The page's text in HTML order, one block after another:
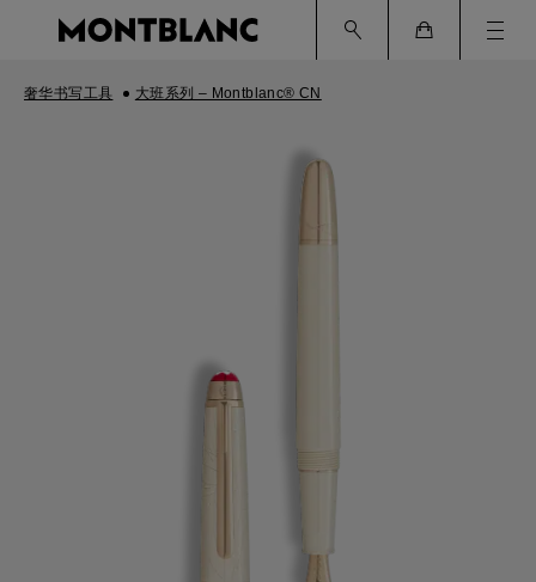
奢华书写工具 大班系列 – Montblanc® CN